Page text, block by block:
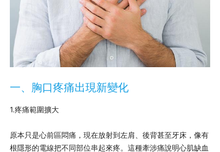
一、胸口疼痛出現新變化
1.疼痛範圍擴大
原本只是心前區悶痛，現在放射到左肩、後背甚至牙床，像有
根隱形的電線把不同部位串起來疼。這種牽涉痛說明心肌缺血